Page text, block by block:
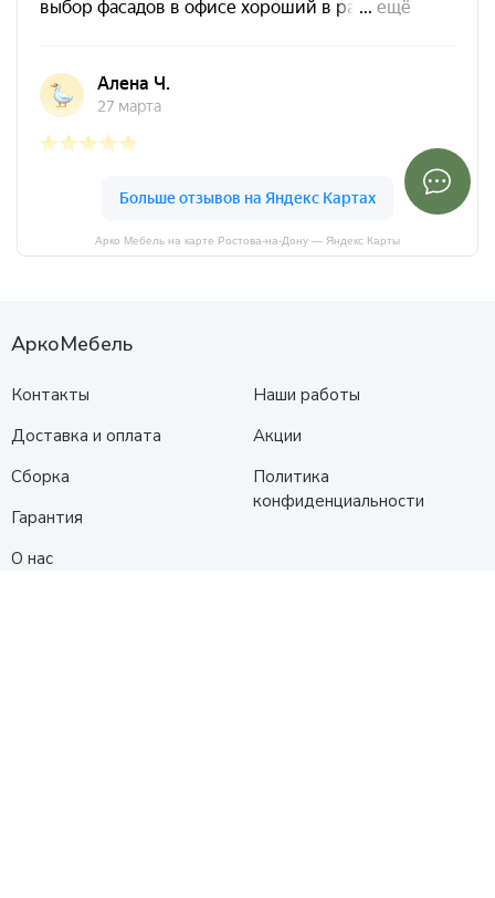
Арко Мебель на карте Ростова-на-Дону — Яндекс Карты
АркоМебель
Контакты
Доставка и оплата
Сборка
Гарантия
О нас
Наши работы
Акции
Политика
конфиденциальности